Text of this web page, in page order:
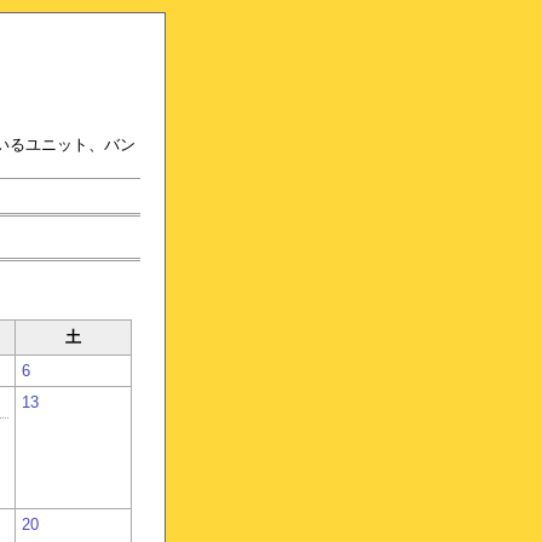
るユニット、バン
土
6
13
20